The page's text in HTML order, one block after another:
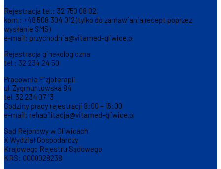
Rejestracja tel.: 32 750 08 02,
kom.: +48 508 304 012 (tylko do zamawiania recept poprzez
wysłanie SMS)
e-mail: przychodnia@vitamed-gliwice.pl
Rejestracja ginekologiczna
tel.: 32 234 24 50
Pracownia Fizjoterapii
ul. Zygmuntowska 84
tel. 32 234 07 13
Godziny pracy rejestracji 8:00 – 15:00
e-mail: rehabilitacja@vitamed-gliwice.pl
Sąd Rejonowy w Gliwicach
X Wydział Gospodarczy
Krajowego Rejestru Sądowego
KRS: 0000028238